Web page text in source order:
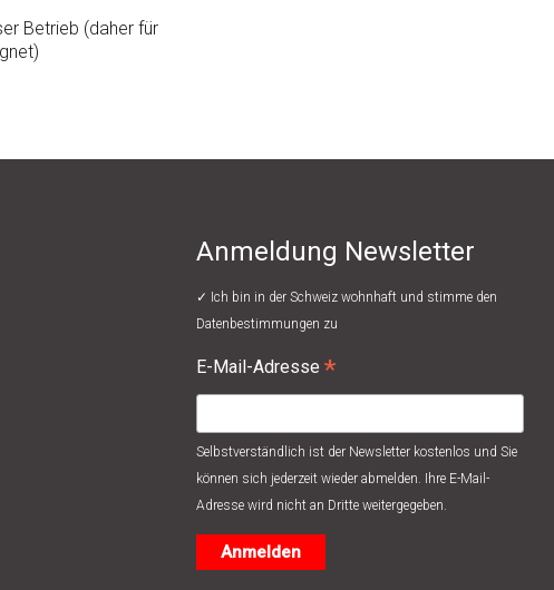
Betrieb (daher für
Anmeldung Newsletter
✓ Ich bin in der Schweiz wohnhaft und stimme den
Datenbestimmungen zu
E-Mail-Adresse *
Selbstverständlich ist der Newsletter kostenlos und Sie
können sich jederzeit wieder abmelden. Ihre E-Mail-
Adresse wird nicht an Dritte weitergegeben.